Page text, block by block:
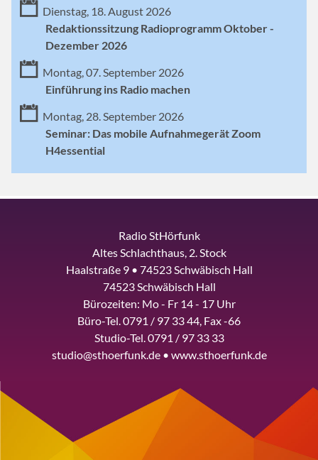
Dienstag, 18. August 2026
Redaktionssitzung Radioprogramm Oktober -
Dezember 2026
Montag, 07. September 2026
Einführung ins Radio machen
Montag, 28. September 2026
Seminar: Das mobile Aufnahmegerät Zoom
H4essential
Radio StHörfunk
Altes Schlachthaus, 2. Stock
Haalstraße 9 • 74523 Schwäbisch Hall
74523 Schwäbisch Hall
Bürozeiten: Mo - Fr 14 - 17 Uhr
Büro-Tel. 0791 / 97 33 44, Fax -66
Studio-Tel. 0791 / 97 33 33
studio@sthoerfunk.de • www.sthoerfunk.de